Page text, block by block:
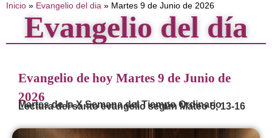
Inicio » Evangelio del dia » Martes 9 de Junio de 2026
Evangelio del día
Evangelio de hoy Martes 9 de Junio de
2026
Martes de la X Semana del Tiempo Ordinario
Lectura del santo evangelio según Mateo 5, 13-16